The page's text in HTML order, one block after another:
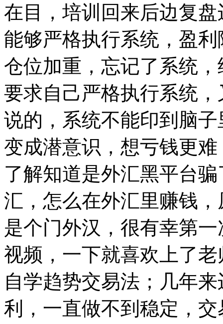
在目，培训回来后边复
能够严格执行系统，盈
仓位加重，忘记了系统
要求自己严格执行系统
说的，系统不能印到脑
变成潜意识，想亏钱更
了解知道是外汇黑平台
汇，怎么在外汇里赚钱
是个门外汉，很有幸第
视频，一下就喜欢上了
自学趋势交易法；几年
利，一直做不到稳定，